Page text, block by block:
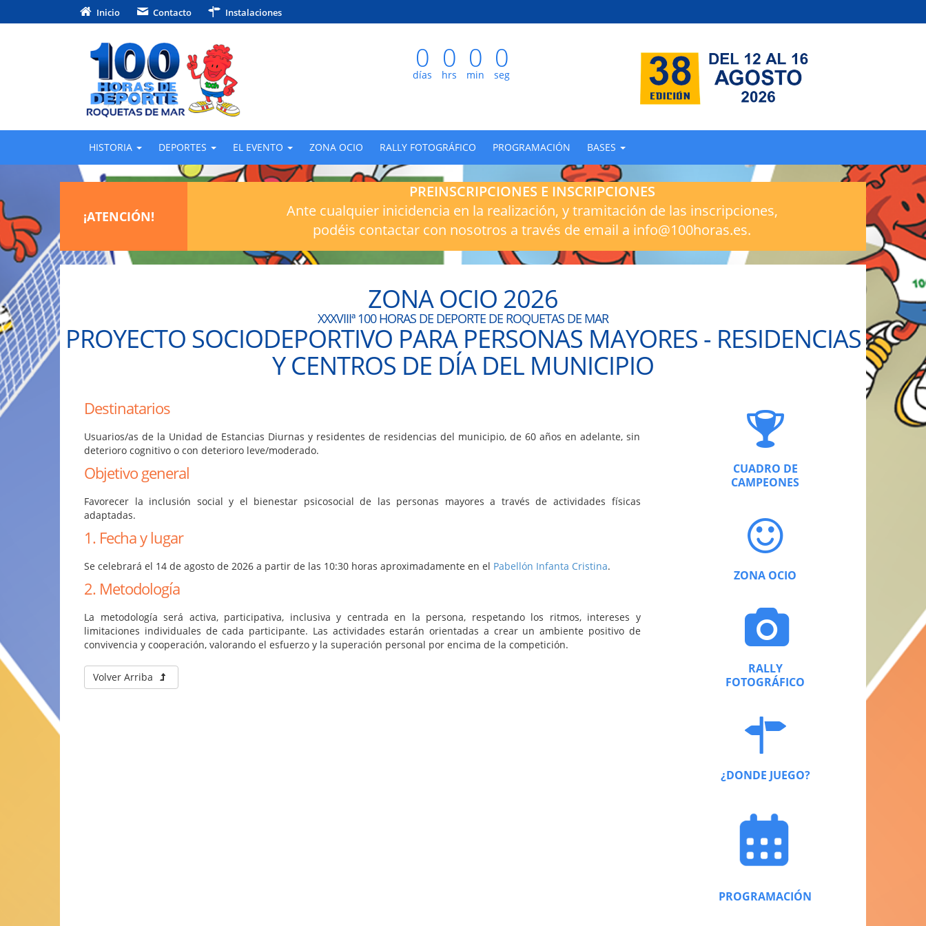
Inicio Contacto Instalaciones
0
días
0
hrs
0
min
0
seg
HISTORIA DEPORTES EL EVENTO ZONA OCIO RALLY FOTOGRÁFICO PROGRAMACIÓN BASES
¡ATENCIÓN!
PREINSCRIPCIONES E INSCRIPCIONES
Ante cualquier inicidencia en la realización, y tramitación de las inscripciones,
podéis contactar con nosotros a través de email a info@100horas.es.
ZONA OCIO 2026
XXXVIIIª 100 HORAS DE DEPORTE DE ROQUETAS DE MAR
PROYECTO SOCIODEPORTIVO PARA PERSONAS MAYORES - RESIDENCIAS
Y CENTROS DE DÍA DEL MUNICIPIO
Destinatarios
Usuarios/as de la Unidad de Estancias Diurnas y residentes de residencias del municipio, de 60 años en adelante, sin
deterioro cognitivo o con deterioro leve/moderado.
Objetivo general
Favorecer la inclusión social y el bienestar psicosocial de las personas mayores a través de actividades físicas
adaptadas.
1. Fecha y lugar
Se celebrará el 14 de agosto de 2026 a partir de las 10:30 horas aproximadamente en el Pabellón Infanta Cristina.
2. Metodología
La metodología será activa, participativa, inclusiva y centrada en la persona, respetando los ritmos, intereses y
limitaciones individuales de cada participante. Las actividades estarán orientadas a crear un ambiente positivo de
convivencia y cooperación, valorando el esfuerzo y la superación personal por encima de la competición.
Volver Arriba
CUADRO DE
CAMPEONES
ZONA OCIO
RALLY
FOTOGRÁFICO
¿DONDE JUEGO?
PROGRAMACIÓN